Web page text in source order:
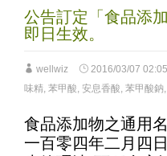
公告訂定「食品添
即日生效。
wellwiz 2016/03/07
味精, 苯甲酸, 安息香酸, 苯甲酸鈉,
食品添加物之通用
一百零四年二月四